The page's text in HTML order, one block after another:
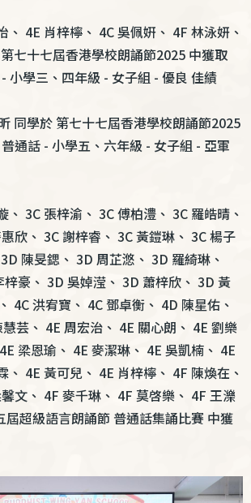
、 4E 肖梓檸、 4C 吳佩姸、 4F 林泳妍、
七十七屆香港學校朗誦節2025 中獲取
小學三、四年級 - 女子組 - 優良 佳績
同學於 第七十七屆香港學校朗誦節2025
通話 - 小學五、六年級 - 女子組 - 亞軍
、 3C 張梓渝、 3C 傅柏澧、 3C 羅皓晴、
欣、 3C 謝梓睿、 3C 黃鎧琳、 3C 楊子
陳旻鍶、 3D 周芷滺、 3D 羅綺琳、
豪、 3D 吳婥滢、 3D 蕭梓欣、 3D 黃
4C 洪宥寶、 4C 鄧卓衡、 4D 陳星佑、
芸、 4E 周宏治、 4E 關心朗、 4E 劉樂
梁恩瑜、 4E 麥潔琳、 4E 吳凱楠、 4E
、 4E 黃可兒、 4E 肖梓檸、 4F 陳煥在、
文、 4F 麥千琳、 4F 莫啓樂、 4F 王濼
屆超級語言朗誦節 普通話集誦比賽 中獲